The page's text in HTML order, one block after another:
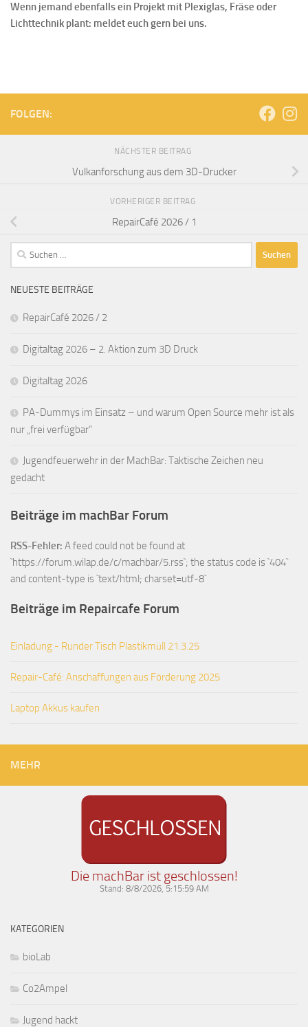
Wenn jemand ebenfalls ein Projekt mit Plexiglas, Fräse oder
Lichttechnik plant: meldet euch gern bei uns.
FOLGEN:
NÄCHSTER BEITRAG
Vulkanforschung aus dem 3D-Drucker
VORHERIGER BEITRAG
RepairCafé 2026 / 1
Suchen
nach:
NEUESTE BEITRÄGE
RepairCafé 2026 / 2
Digitaltag 2026 – 2. Aktion zum 3D Druck
Digitaltag 2026
PA-Dummys im Einsatz – und warum Open Source mehr ist als
nur „frei verfügbar“
Jugendfeuerwehr in der MachBar: Taktische Zeichen neu
gedacht
Beiträge im machBar Forum
RSS-Fehler: A feed could not be found at
`https://forum.wilap.de/c/machbar/5.rss`; the status code is `404`
and content-type is `text/html; charset=utf-8`
Beiträge im Repaircafe Forum
Einladung - Runder Tisch Plastikmüll 21.3.25
Repair-Café: Anschaffungen aus Förderung 2025
Laptop Akkus kaufen
MEHR
Die machBar ist geschlossen!
Stand: 8/8/2026, 5:15:59 AM
KATEGORIEN
bioLab
Co2Ampel
Jugend hackt